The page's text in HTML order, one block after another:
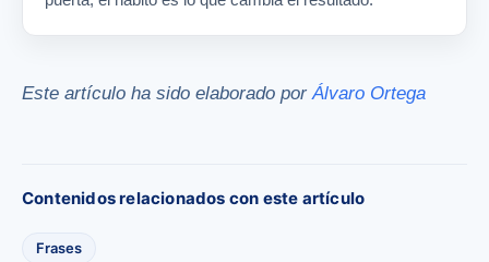
Este artículo ha sido elaborado porÁlvaro Ortega
Contenidos relacionados con este artículo
Frases